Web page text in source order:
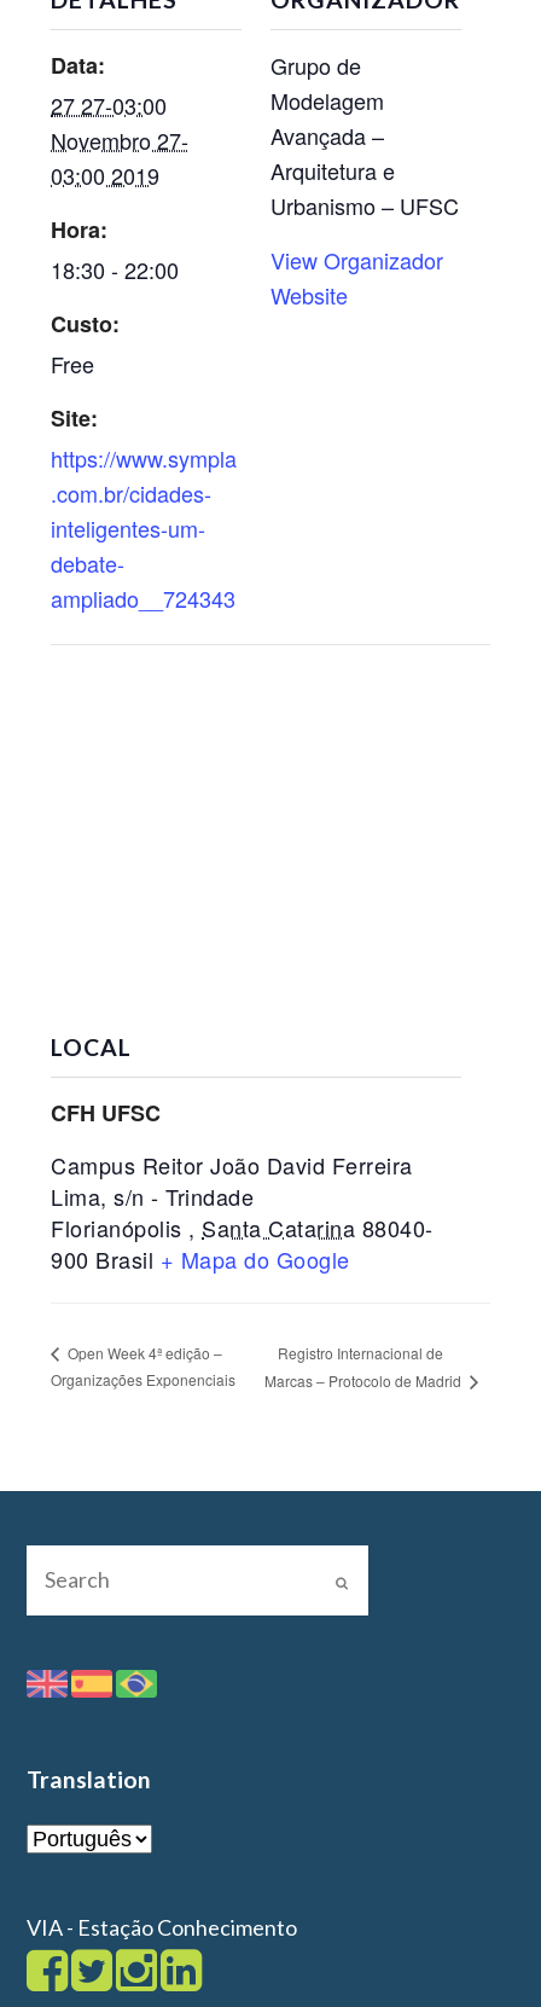
Data:
27 27-03:00
Novembro 27-
03:00 2019
Hora:
18:30 - 22:00
Custo:
Free
Site:
https://www.sympla
.com.br/cidades-
inteligentes-um-
debate-
ampliado__724343
Grupo de
Modelagem
Avançada –
Arquitetura e
Urbanismo – UFSC
View Organizador
Website
LOCAL
CFH UFSC
Campus Reitor João David Ferreira
Lima, s/n - Trindade
Florianópolis , Santa Catarina 88040-
900 Brasil + Mapa do Google
Open Week 4ª edição –
Organizações Exponenciais
Registro Internacional de
Marcas – Protocolo de Madrid
Translation
VIA - Estação Conhecimento